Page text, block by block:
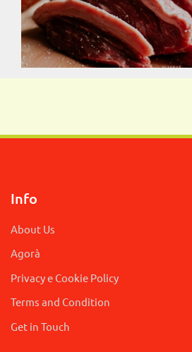
Info
About Us
Agorà
Privacy e Cookie Policy
Terms and Condition
Get in Touch